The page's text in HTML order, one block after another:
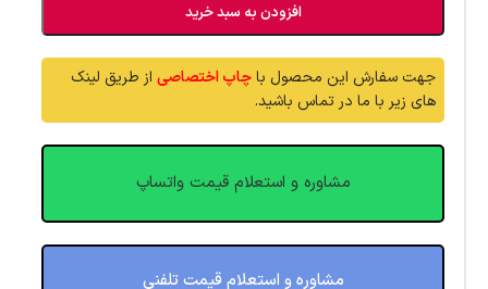
افزودن به سبد خرید
جهت سفارش این محصول باچاپ اختصاصی از طریق لینک
های زیر با ما در تماس باشید.
مشاوره و استعلام قیمت واتساپ
مشاوره و استعلام قیمت تلفنی